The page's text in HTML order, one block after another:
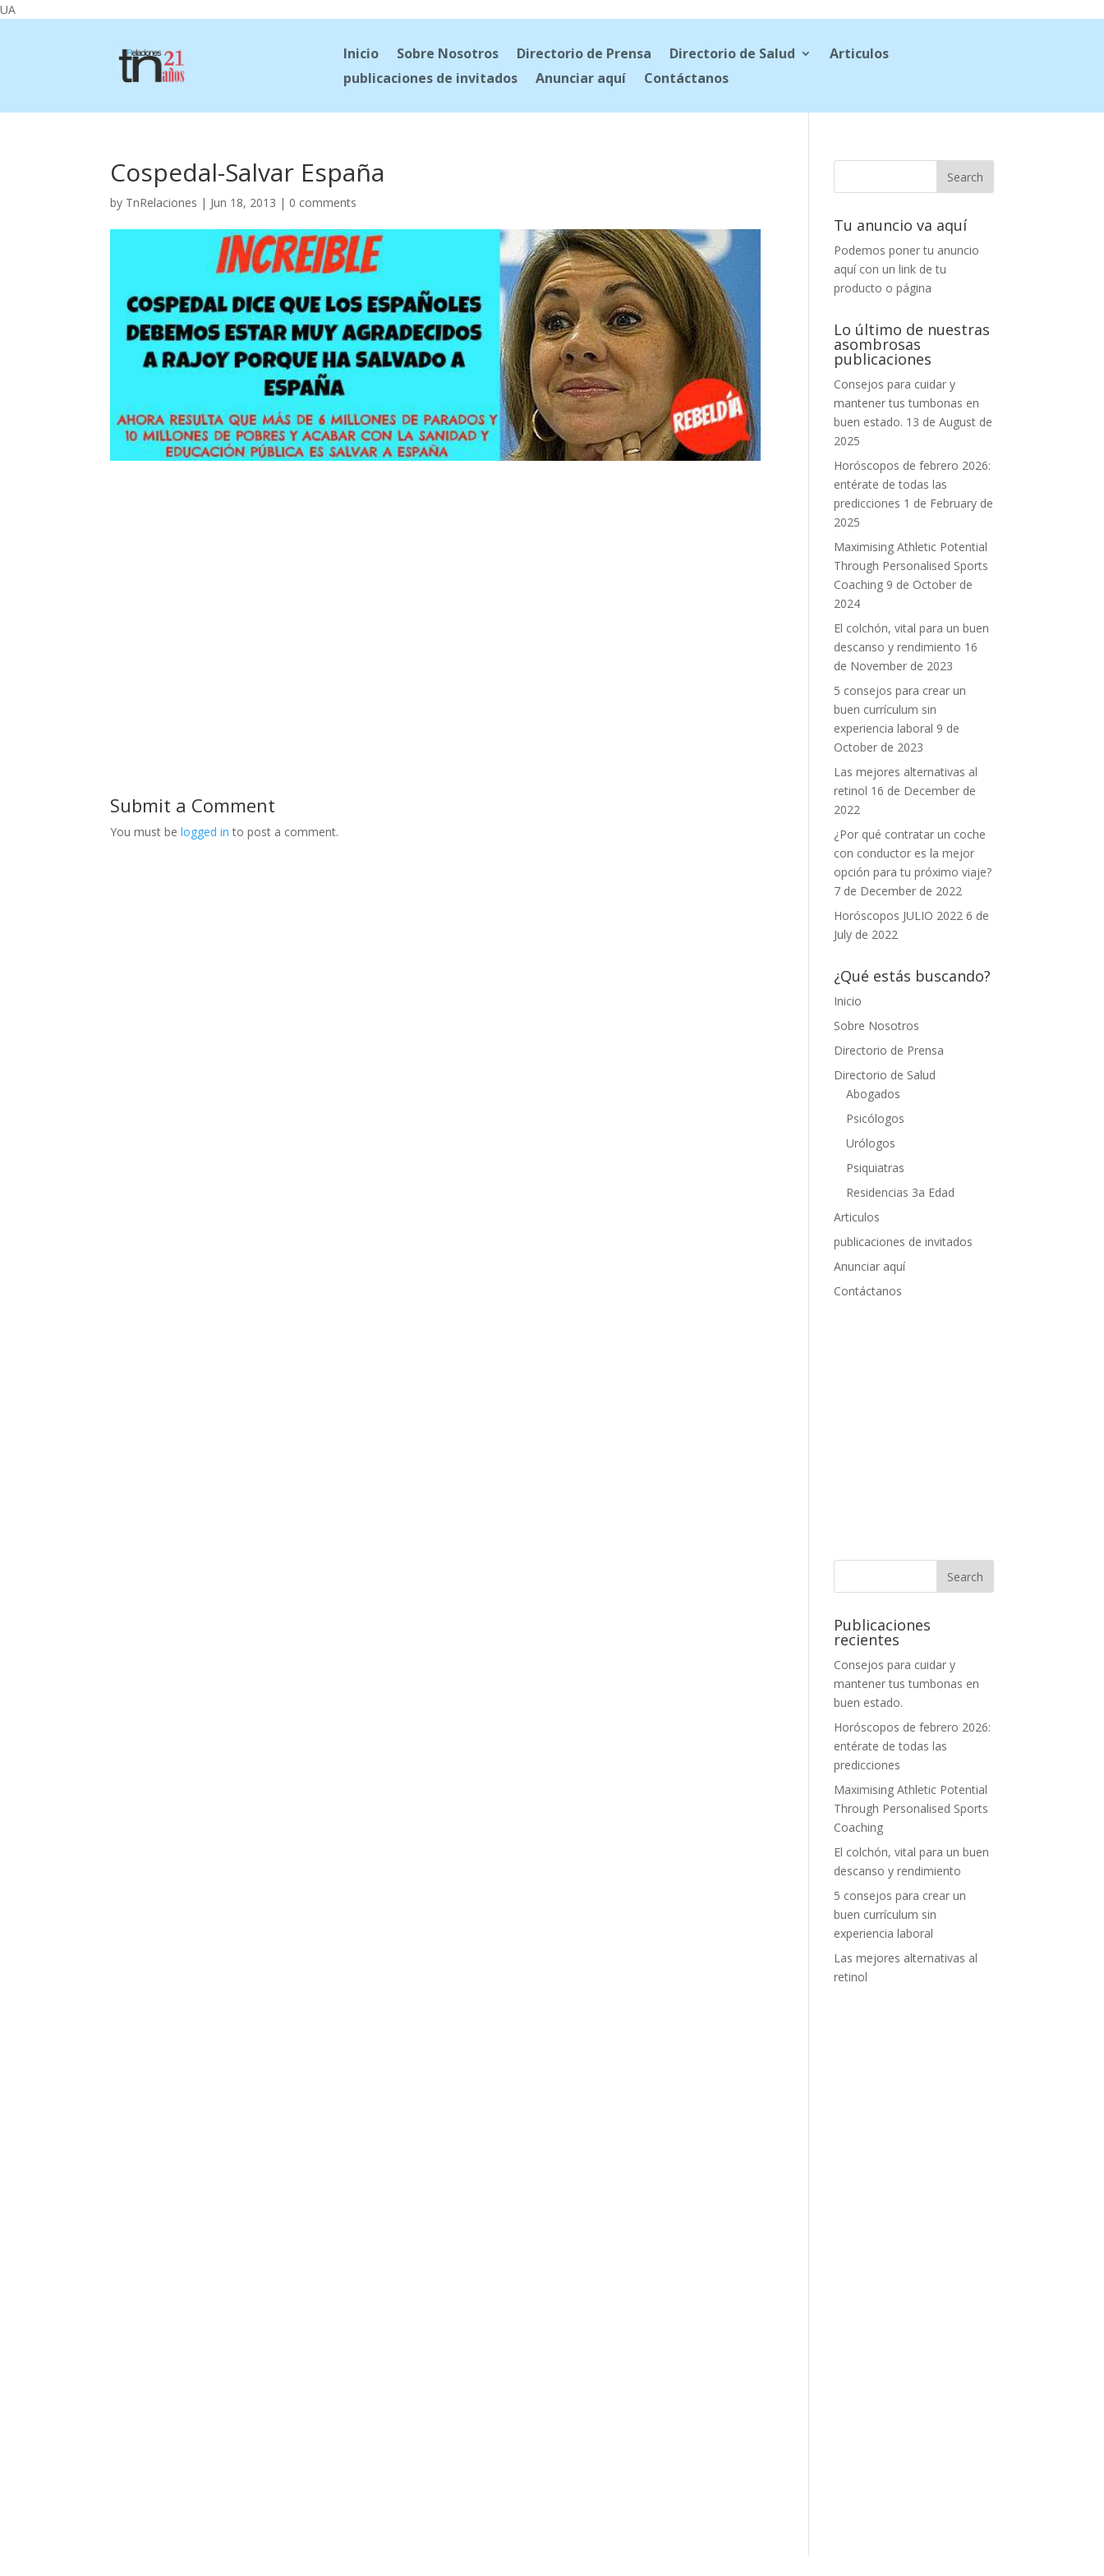
UA
Inicio Sobre Nosotros Directorio de Prensa Directorio de Salud
Articulos
publicaciones de invitados
Anunciar aquí Contáctanos
Cospedal-Salvar España
by TnRelaciones | Jun 18, 2013 | 0 comments
Submit a Comment
You must belogged in to post a comment.
Tu anuncio va aquí
Podemos poner tu anuncio
aquí con un link de tu
producto o página
Lo último de nuestras
asombrosas
publicaciones
Consejos para cuidar y
mantener tus tumbonas en
buen estado. 13 de August de
2025
Horóscopos de febrero 2026:
entérate de todas las
predicciones 1 de February de
2025
Maximising Athletic Potential
Through Personalised Sports
Coaching 9 de October de
2024
El colchón, vital para un buen
descanso y rendimiento 16
de November de 2023
5 consejos para crear un
buen currículum sin
experiencia laboral 9 de
October de 2023
Las mejores alternativas al
retinol 16 de December de
2022
¿Por qué contratar un coche
con conductor es la mejor
opción para tu próximo viaje?
7 de December de 2022
Horóscopos JULIO 2022 6 de
July de 2022
¿Qué estás buscando?
Inicio
Sobre Nosotros
Directorio de Prensa
Directorio de Salud
Abogados
Psicólogos
Urólogos
Psiquiatras
Residencias 3a Edad
Articulos
publicaciones de invitados
Anunciar aquí
Contáctanos
Publicaciones
recientes
Consejos para cuidar y
mantener tus tumbonas en
buen estado.
Horóscopos de febrero 2026:
entérate de todas las
predicciones
Maximising Athletic Potential
Through Personalised Sports
Coaching
El colchón, vital para un buen
descanso y rendimiento
5 consejos para crear un
buen currículum sin
experiencia laboral
Las mejores alternativas al
retinol